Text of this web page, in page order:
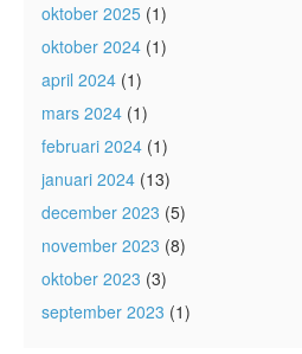
oktober 2025 (1)
oktober 2024 (1)
april 2024 (1)
mars 2024 (1)
februari 2024 (1)
januari 2024 (13)
december 2023 (5)
november 2023 (8)
oktober 2023 (3)
september 2023 (1)